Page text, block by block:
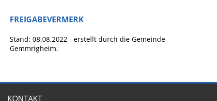
ERLEBEN
FREIGABEVERMERK
Stand: 08.08.2022 - erstellt durch die Gemeinde
Gemmrigheim.
KONTAKT